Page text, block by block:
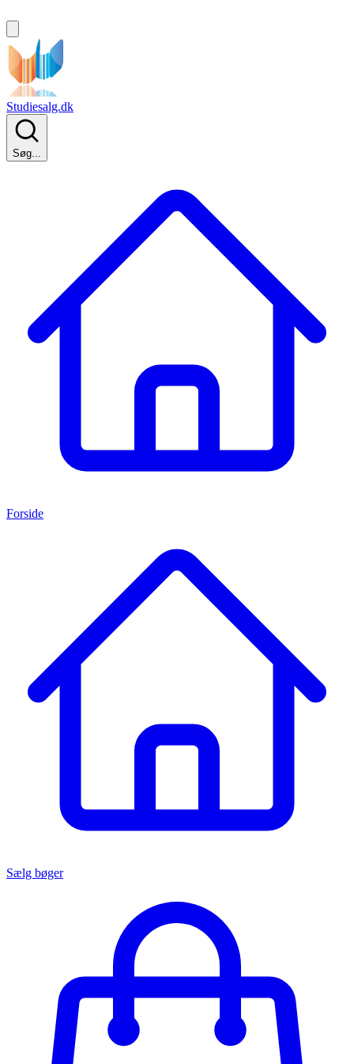
Studiesalg.dk
Søg...
Forside
Sælg bøger